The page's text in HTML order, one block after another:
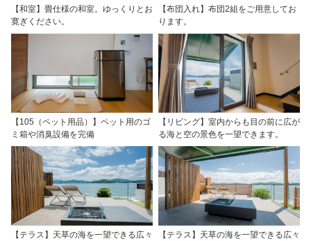
【和室】畳仕様の和室。ゆっくりとお
寛ぎください。
【布団入れ】布団2組をご用意してお
ります。
【105（ペット用品）】ペット用のゴ
ミ箱や消臭設備を完備
【リビング】室内からも目の前に広が
る海と空の景色を一望できます。
【テラス】天草の海を一望できる広々
【テラス】天草の海を一望できる広々